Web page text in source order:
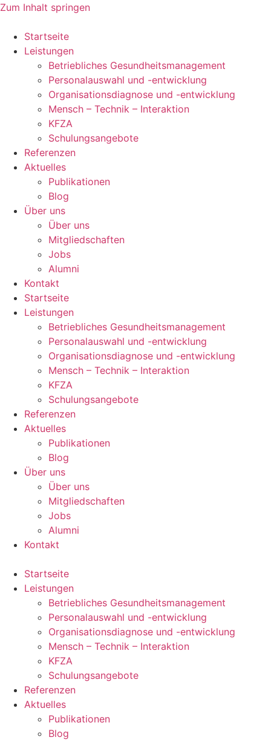
Zum Inhalt springen
Startseite
Leistungen
Betriebliches Gesundheitsmanagement
Personalauswahl und -entwicklung
Organisationsdiagnose und -entwicklung
Mensch – Technik – Interaktion
KFZA
Schulungsangebote
Referenzen
Aktuelles
Publikationen
Blog
Über uns
Über uns
Mitgliedschaften
Jobs
Alumni
Kontakt
Startseite
Leistungen
Betriebliches Gesundheitsmanagement
Personalauswahl und -entwicklung
Organisationsdiagnose und -entwicklung
Mensch – Technik – Interaktion
KFZA
Schulungsangebote
Referenzen
Aktuelles
Publikationen
Blog
Über uns
Über uns
Mitgliedschaften
Jobs
Alumni
Kontakt
Startseite
Leistungen
Betriebliches Gesundheitsmanagement
Personalauswahl und -entwicklung
Organisationsdiagnose und -entwicklung
Mensch – Technik – Interaktion
KFZA
Schulungsangebote
Referenzen
Aktuelles
Publikationen
Blog